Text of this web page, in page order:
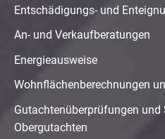
Entschädigungs- und
An- und Verkaufberatungen
Energieausweise
Wohnflächenberechnungen
Gutachtenüberprüfungen und
Obergutachten